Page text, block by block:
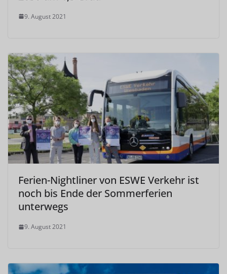
9. August 2021
Ferien-Nightliner von ESWE Verkehr ist
noch bis Ende der Sommerferien
unterwegs
9. August 2021